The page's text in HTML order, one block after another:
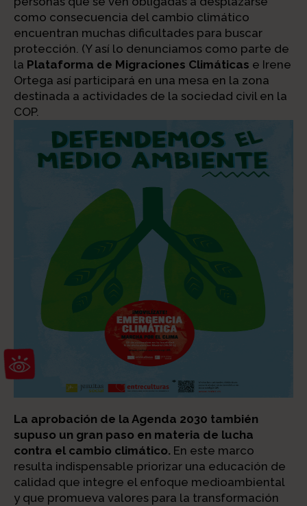
Abrir barra de herramientas
como consecuencia del cambio climático
encuentran muchas dificultades para buscar
protección. (Y así lo denunciamos como parte de
la Plataforma de Migraciones Climáticas e Irene
Ortega así participará en una mesa en la zona
destinada a actividades de la sociedad civil en la
COP.
La aprobación de la Agenda 2030 también
supuso un gran paso en materia de lucha
contra el cambio climático. En este marco
resulta indispensable priorizar una educación de
calidad que integre el enfoque medioambiental
y que promueva valores para la transformación